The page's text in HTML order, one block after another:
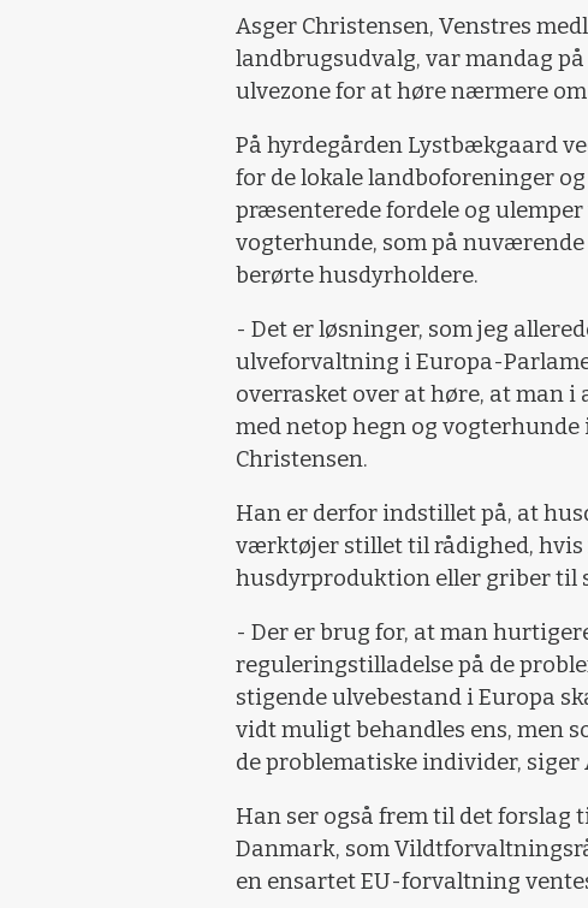
Asger Christensen, Venstres
landbrugsudvalg, var mandag
ulvezone for at høre nærmere
På hyrdegården Lystbækgaard
for de lokale landboforeninger
præsenterede fordele og
vogterhunde, som på
berørte husdyrholdere.
- Det er løsninger, som jeg
ulveforvaltning i Europa-
overrasket over at høre, at man
med netop hegn og vogterhunde
Christensen.
Han er derfor indstillet på, at
værktøjer stillet til rådighed, hvis
husdyrproduktion eller griber til
- Der er brug for, at man
reguleringstilladelse på de
stigende ulvebestand i Europa
vidt muligt behandles ens, men
de problematiske individer, siger
Han ser også frem til det
Danmark, som
en ensartet EU-forvaltning